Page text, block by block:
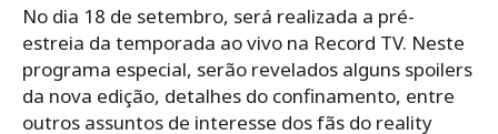
No dia 18 de setembro, será realizada a pré-
estreia da temporada ao vivo na Record TV. Neste
programa especial, serão revelados alguns spoilers
da nova edição, detalhes do confinamento, entre
outros assuntos de interesse dos fãs do reality